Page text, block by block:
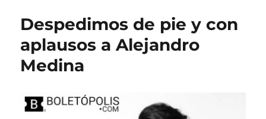
Despedimos de pie y con
aplausos a Alejandro
Medina